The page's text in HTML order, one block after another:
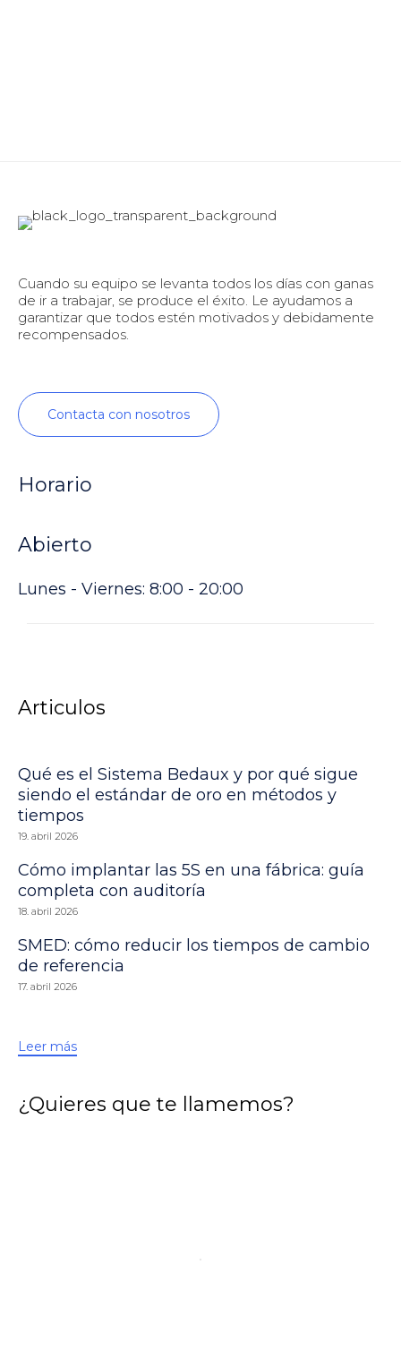
Cuando su equipo se levanta todos los días con ganas
de ir a trabajar, se produce el éxito. Le ayudamos a
garantizar que todos estén motivados y debidamente
recompensados.
Contacta con nosotros
Horario
Abierto
Lunes - Viernes: 8:00 - 20:00
Articulos
Qué es el Sistema Bedaux y por qué sigue
siendo el estándar de oro en métodos y
tiempos
19. abril 2026
Cómo implantar las 5S en una fábrica: guía
completa con auditoría
18. abril 2026
SMED: cómo reducir los tiempos de cambio
de referencia
17. abril 2026
Leer más
¿Quieres que te llamemos?